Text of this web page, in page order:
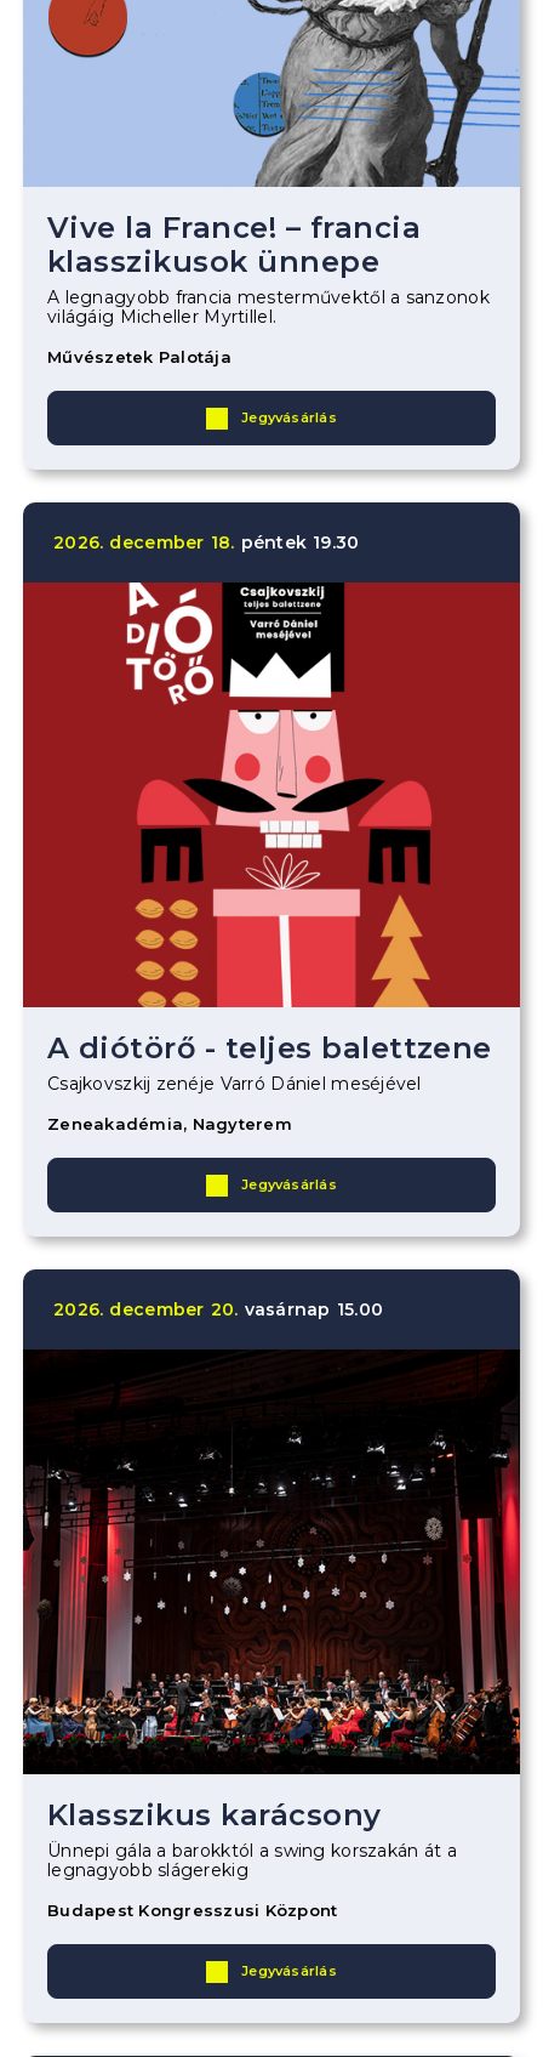
Vive la France! – francia
klasszikusok ünnepe
A legnagyobb francia mesterművektől a sanzonok
világáig Micheller Myrtillel.
Művészetek Palotája
Jegyvásárlás
2026. december 18. péntek 19.30
A diótörő - teljes balettzene
Csajkovszkij zenéje Varró Dániel meséjével
Zeneakadémia, Nagyterem
Jegyvásárlás
2026. december 20. vasárnap 15.00
Klasszikus karácsony
Ünnepi gála a barokktól a swing korszakán át a
legnagyobb slágerekig
Budapest Kongresszusi Központ
Jegyvásárlás